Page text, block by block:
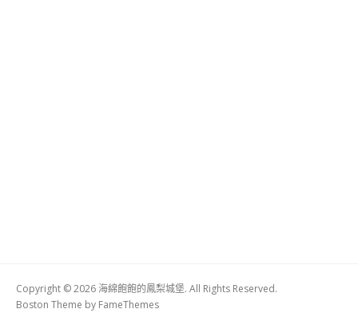
Copyright © 2026 海綿飽飽的鳳梨城堡. All Rights Reserved.
Boston Theme by FameThemes